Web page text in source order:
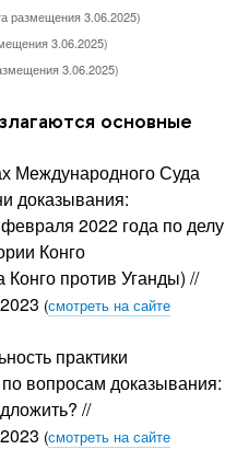
размещения 3.06.2025)
3.06.2025)
3.06.2025)
основные
Международного Суда
доказывания:
2022 года по делу
Конго
Конго против Уганды) //
(смотреть на сайте
практики
вопросам доказывания:
//
(смотреть на сайте